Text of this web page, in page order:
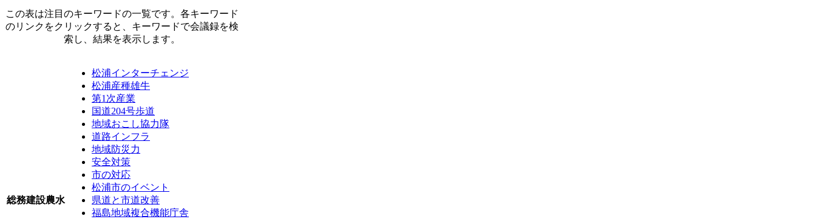
この表は注目のキーワードの一覧です。各キーワード
のリンクをクリックすると、キーワードで会議録を検
索し、結果を表示します。
総務建設農水
松浦インターチェンジ
松浦産種雄牛
第1次産業
国道204号歩道
地域おこし協力隊
道路インフラ
地域防災力
安全対策
市の対応
松浦市のイベント
県道と市道改善
福島地域複合機能庁舎